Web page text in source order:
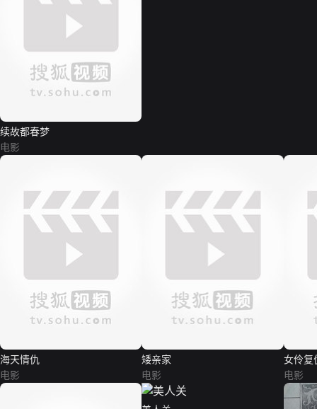
续故都春梦
电影
海天情仇
电影
矮亲家
电影
女伶复
电影